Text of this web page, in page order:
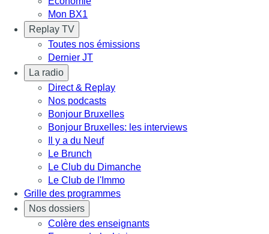
Mon BX1
Replay TV
Toutes nos émissions
Dernier JT
La radio
Direct & Replay
Nos podcasts
Bonjour Bruxelles
Bonjour Bruxelles: les interviews
Il y a du Neuf
Le Brunch
Le Club du Dimanche
Le Club de l'Immo
Grille des programmes
Nos dossiers
Colère des enseignants